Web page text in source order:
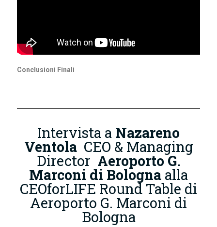
Conclusioni Finali
Intervista a Nazareno
Ventola CEO & Managing
Director Aeroporto G.
Marconi di Bologna alla
CEOforLIFE Round Table di
Aeroporto G. Marconi di
Bologna